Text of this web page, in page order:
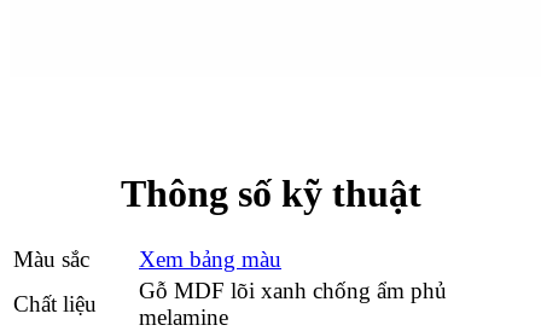
Thông số kỹ thuật
Màu sắc
Xem bảng màu
Chất liệu
Gỗ MDF lõi xanh chống ẩm phủ
melamine